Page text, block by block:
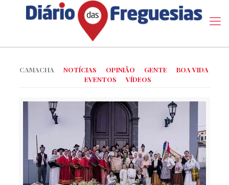
CAMACHA NOTÍCIAS OPINIÃO GENTE
BOA VIDA
EVENTOS
VÍDEOS